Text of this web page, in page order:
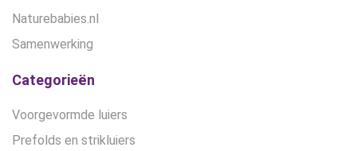
Naturebabies.nl
Samenwerking
Categorieën
Voorgevormde luiers
Prefolds en strikluiers